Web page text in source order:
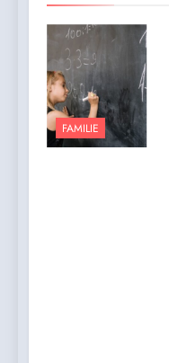
FAMILIE